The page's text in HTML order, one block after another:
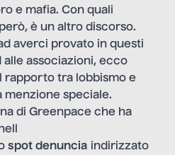
e mafia. Con quali
è un altro discorso.
averci provato in questi
alle associazioni, ecco
rapporto tra lobbismo e
menzione speciale.
di Greenpace che ha
spot denuncia indirizzato